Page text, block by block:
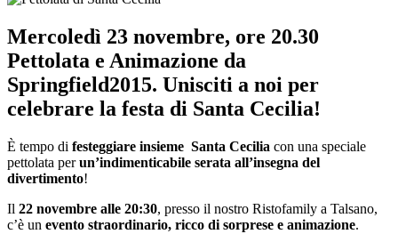
Mercoledì 23 novembre, ore 20.30
Pettolata e Animazione da
Springfield2015. Unisciti a noi per
celebrare la festa di Santa Cecilia!
È tempo di festeggiare insieme Santa Cecilia con una speciale
pettolata perun’indimenticabile serata all’insegna del
divertimento!
Il 22 novembre alle 20:30, presso il nostro Ristofamily a Talsano,
c’è un evento straordinario, ricco di sorprese e animazione.